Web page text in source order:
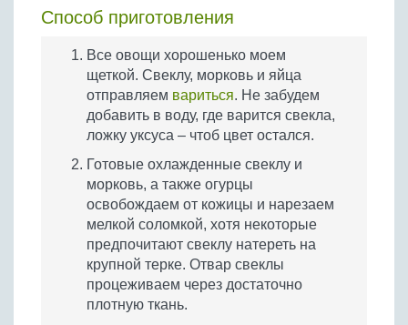
Способ приготовления
Все овощи хорошенько моем
щеткой. Свеклу, морковь и яйца
отправляем вариться. Не забудем
добавить в воду, где варится свекла,
ложку уксуса – чтоб цвет остался.
Готовые охлажденные свеклу и
морковь, а также огурцы
освобождаем от кожицы и нарезаем
мелкой соломкой, хотя некоторые
предпочитают свеклу натереть на
крупной терке. Отвар свеклы
процеживаем через достаточно
плотную ткань.